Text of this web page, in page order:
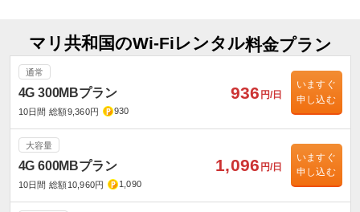
マリ共和国のWi-Fiレンタル料金プラン
通常
4G 300MBプラン
10日間 総額9,360円 930
936 円/日
いますぐ
申し込む
大容量
4G 600MBプラン
10日間 総額10,960円 1,090
1,096 円/日
いますぐ
申し込む